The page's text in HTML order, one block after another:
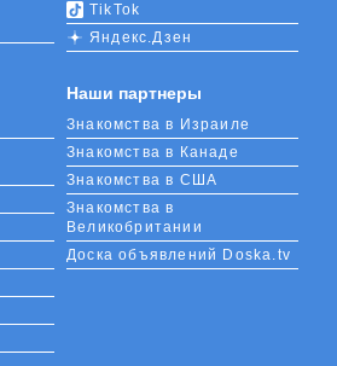
TikTok
Яндекс.Дзен
Наши партнеры
Знакомства в Израиле
Знакомства в Канаде
Знакомства в США
Знакомства в
Великобритании
Доска объявлений Doska.tv